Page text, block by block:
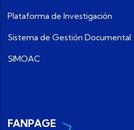
Plataforma de Investigación
Sistema de Gestión Documental
SIMOAC
FANPAGE